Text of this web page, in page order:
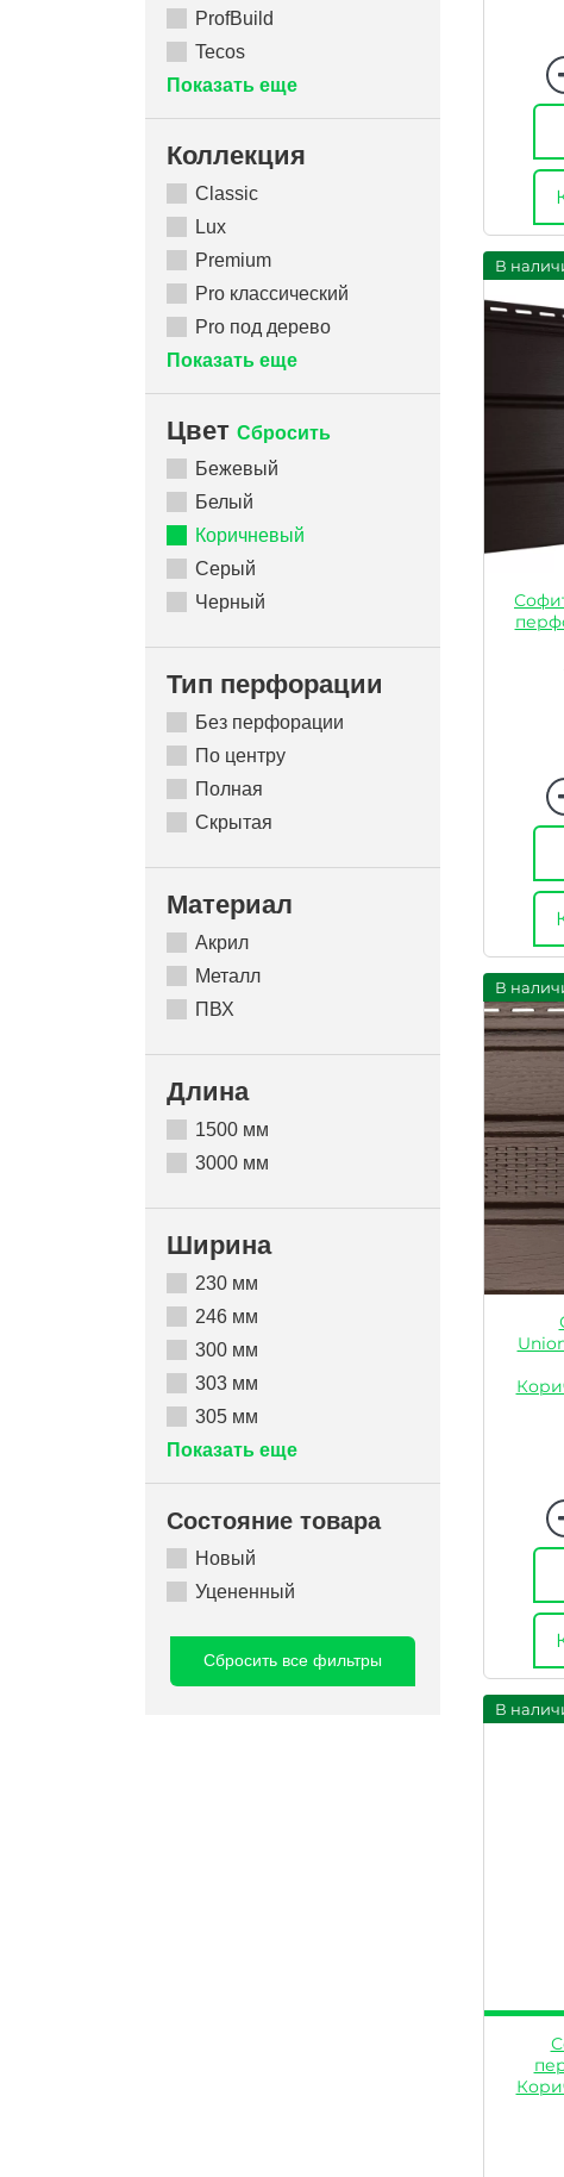
ProfBuild
Tecos
Показать еще
Коллекция
Classic
Lux
Premium
Pro классический
Pro под дерево
Показать еще
Цвет Сбросить
Бежевый
Белый
Коричневый
Серый
Черный
Тип перфорации
Без перфорации
По центру
Полная
Скрытая
Материал
Акрил
Металл
ПВХ
Длина
1500 мм
3000 мм
Ширина
230 мм
246 мм
300 мм
303 мм
305 мм
Показать еще
Состояние товара
Новый
Уцененный
Сбросить все фильтры
В
В
В